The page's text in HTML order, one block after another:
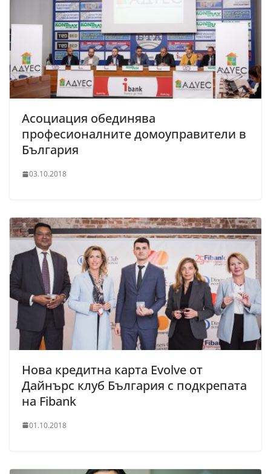
Асоциация обединява
професионалните домоуправители в
България
03.10.2018
Нова кредитна карта Evolve от
Дайнърс клуб България с подкрепата
на Fibank
01.10.2018